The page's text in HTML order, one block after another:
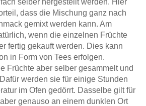
dass die Mischung ganz nach
gemixt werden kann. Am
wenn die einzelnen Früchte
fertig gekauft werden. Dies kann
in Form von Tees erfolgen.
Früchte aber selber gesammelt und
werden sie für einige Stunden
im Ofen gedörrt. Dasselbe gilt für
genauso an einem dunklen Ort